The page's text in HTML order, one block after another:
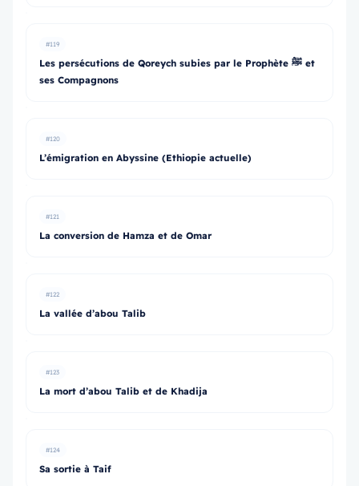
#119
Les persécutions de Qoreych subies par le Prophète ﷺ et
ses Compagnons
#120
L’émigration en Abyssine (Ethiopie actuelle)
#121
La conversion de Hamza et de Omar
#122
La vallée d’abou Talib
#123
La mort d’abou Talib et de Khadija
#124
Sa sortie à Taif